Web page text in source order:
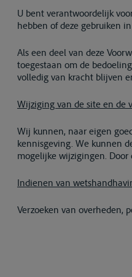
U bent verantwoordelijk
hebben of deze gebruiken
Als een deel van deze
toegestaan om de
volledig van kracht blijven
Wijziging van de site en de
Wij kunnen, naar eigen
kennisgeving. We kunnen
mogelijke wijzigingen.
Indienen van
Verzoeken van overheden,